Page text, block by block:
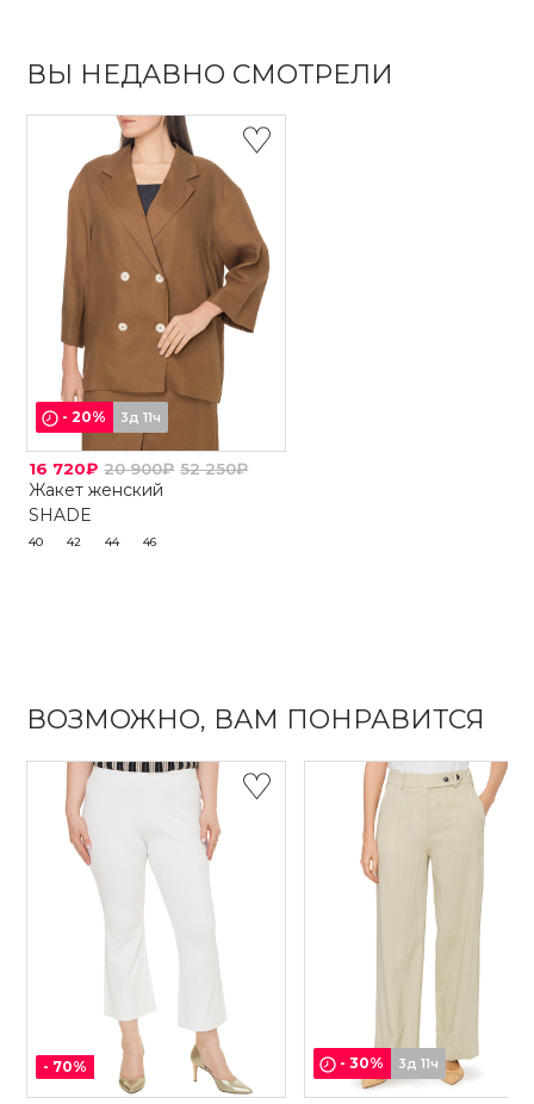
ВЫ НЕДАВНО СМОТРЕЛИ
-20% 3д 11ч
16 720₽ 20 900₽ 52 250₽
Жакет женский
SHADE
40 42 44 46
ВОЗМОЖНО, ВАМ ПОНРАВИТСЯ
- 70% -30% 3д 11ч